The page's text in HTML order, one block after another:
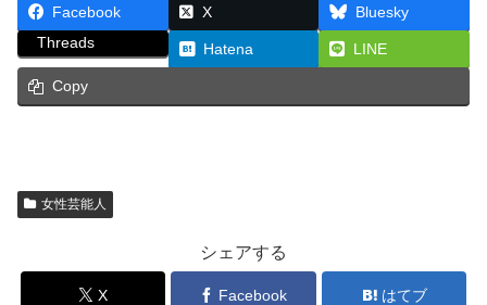
Facebook X
Bluesky
Threads
Hatena LINE
Copy
女性芸能人
シェアする
X Facebook はてブ